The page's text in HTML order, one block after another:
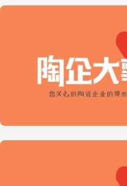
国际市场#特色
莱姆石瓷砖怎
TA！
10月18日，来
（佛山）陶博
城展馆👉 特色